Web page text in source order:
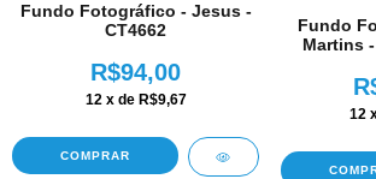
Fundo Fotográfico - Jesus -
CT4662
R$94,00
12 x de R$9,67
COMPRAR
Fundo
Martins
12